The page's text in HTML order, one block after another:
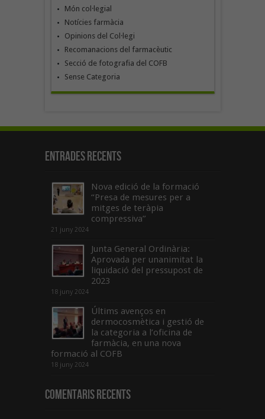
Món col·legial
Notícies farmàcia
Opinions del Col·legi
Recomanacions del farmacèutic
Secció de fotografia del COFB
Sense Categoria
Entrades recents
Nova edició de la formació
“Presa de mesures per a
mitges de teràpia
compressiva”
21 juny 2024
Junta General Ordinària:
Aprovada per unanimitat la
liquidació del pressupost de
2023
18 juny 2024
Últims avenços en
dermocosmètica i gestió de
la categoria a l’oficina de
farmàcia, en una nova
formació al COFB
18 juny 2024
Comentaris Recents